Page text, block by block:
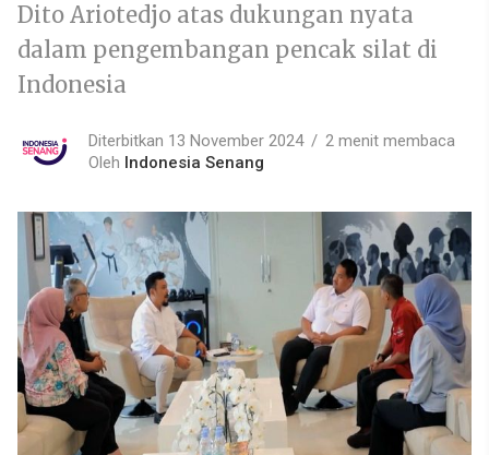
Dito Ariotedjo atas dukungan nyata
dalam pengembangan pencak silat di
Indonesia
Diterbitkan 13 November 2024
2 menit membaca
Oleh Indonesia Senang